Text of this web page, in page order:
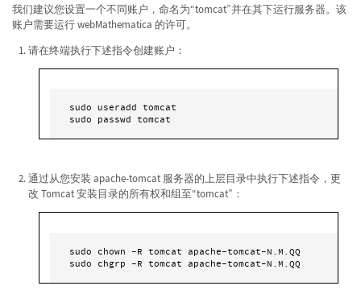
我们建议您设置一个不同账户，命名为“tomcat”并在其下运行服务器。该
账户需要运行 webMathematica 的许可。
请在终端执行下述指令创建账户：
sudo useradd tomcat
sudo passwd tomcat
通过从您安装 apache-tomcat 服务器的上层目录中执行下述指令，更
改 Tomcat 安装目录的所有权和组至“tomcat”：
sudo chown -R tomcat apache-tomcat-N.M.QQ
sudo chgrp -R tomcat apache-tomcat-N.M.QQ